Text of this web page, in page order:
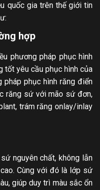
quốc gia trên thế giới tin
hợp
phương pháp phục hình
tốt yêu cầu phục hình của
phục hình răng điển
răng sứ với mão sứ đơn,
trám răng onlay/inlay
nguyên chất, không lẫn
Cùng với đó là lớp sứ
giúp duy trì màu sắc ổn